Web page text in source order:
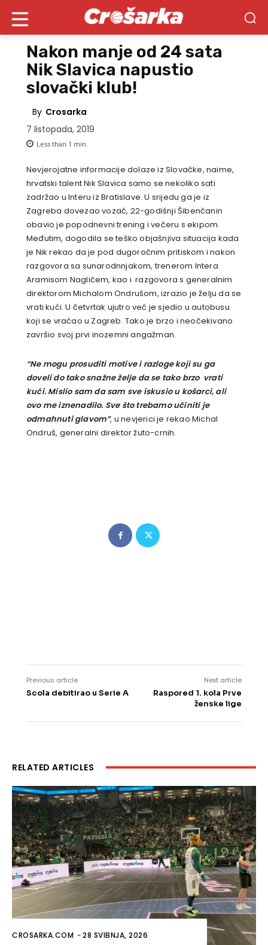
Nakon manje od 24 sata
Nik Slavica napustio
slovački klub!
By Crosarka
7 listopada, 2019
Less than 1 min.
Nevjerojatne informacije dolaze iz Slovačke, naime,
hrvatski talent Nik Slavica samo se nekoliko sati
zadržao u Interu iz Bratislave. U srijedu ga je iz
Zagreba dovezao vozač, 22-godišnji Šibenčanin
obavio je popodnevni trening i večeru s ekipom.
Međutim, dogodila se teško objašnjiva situacija kada
je Nik rekao da je pod dugoročnim pritiskom i nakon
razgovora sa sunarodnnjakom, trenerom Intera
Aramisom Naglićem, kao i razgovora s generalnim
direktorom Michalom Ondrušom, izrazio je želju da se
vrati kući. U četvrtak ujutro već je sjedio u autobusu
koji se vraćao u Zagreb. Tako je brzo i neočekivano
završio svoj prvi inozemni angažman.
“Ne mogu prosuditi motive i razloge koji su ga
doveli do tako snažne želje da se tako brzo vrati
kući. Mislio sam da sam sve iskusio u košarci, ali
ovo me iznenadilo. Sve što trebamo učiniti je
odmahnuti glavom”, u nevjerici je rekao Michal
Ondruš, generalni direktor žuto-crnih.
Previous article
Scola debitirao u Serie A
Next article
Raspored 1. kola Prve
ženske lige
RELATED ARTICLES
CROSARKA.COM -28 SVIBNJA, 2026